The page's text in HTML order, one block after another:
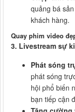
quảng bá
khách hàng.
Quay phim video
3. Livestream sự
Phát sóng
phát sóng
hội phổ biến
bạn tiếp cận